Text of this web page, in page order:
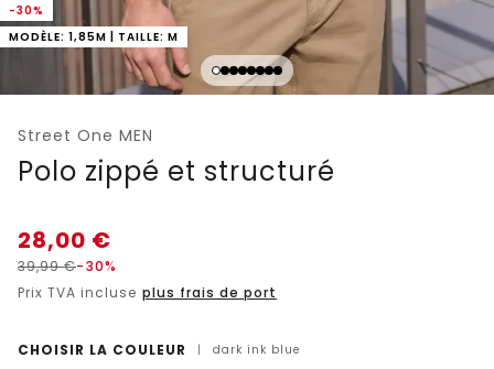
-30%
MODÈLE: 1,85M | TAILLE: M
Street One MEN
Polo zippé et structuré
28,00 €
39,99€-30%
Prix TVA incluse plus frais de port
CHOISIR LA COULEUR | dark ink blue